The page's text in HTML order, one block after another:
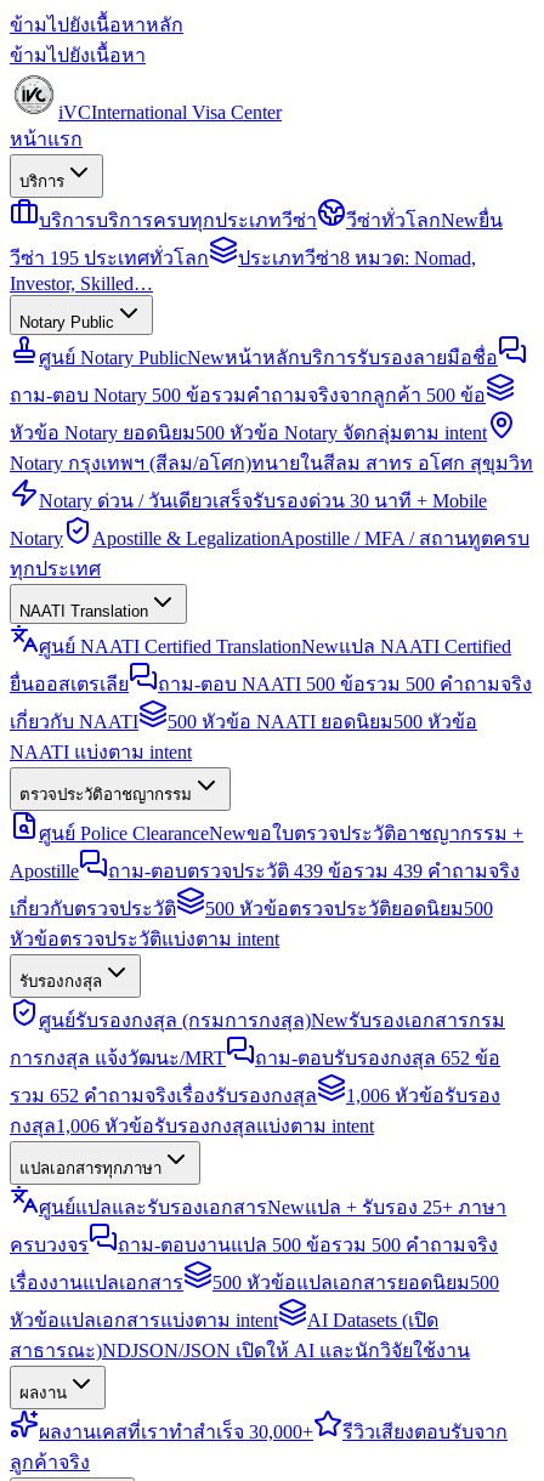
ข้ามไปยังเนื้อหาหลัก
ข้ามไปยังเนื้อหา
iVCInternational Visa Center
หน้าแรก
บริการ
บริการบริการครบทุกประเภทวีซ่า วีซ่าทั่วโลกNewยื่น
วีซ่า 195 ประเทศทั่วโลก
ประเภทวีซ่า8 หมวด: Nomad,
Investor, Skilled…
Notary Public
ศูนย์ Notary PublicNewหน้าหลักบริการรับรองลายมือชื่อ
ถาม-ตอบ Notary 500 ข้อรวมคำถามจริงจากลูกค้า 500 ข้อ
หัวข้อ Notary ยอดนิยม500 หัวข้อ Notary จัดกลุ่มตาม intent
Notary กรุงเทพฯ (สีลม/อโศก)ทนายในสีลม สาทร อโศก สุขุมวิท
Notary ด่วน / วันเดียวเสร็จรับรองด่วน 30 นาที + Mobile
Notary
Apostille & LegalizationApostille / MFA / สถานทูตครบ
ทุกประเทศ
NAATI Translation
ศูนย์ NAATI Certified TranslationNewแปล NAATI Certified
ยื่นออสเตรเลีย
ถาม-ตอบ NAATI 500 ข้อรวม 500 คำถามจริง
เกี่ยวกับ NAATI
500 หัวข้อ NAATI ยอดนิยม500 หัวข้อ
NAATI แบ่งตาม intent
ตรวจประวัติอาชญากรรม
ศูนย์ Police ClearanceNewขอใบตรวจประวัติอาชญากรรม +
Apostille
ถาม-ตอบตรวจประวัติ 439 ข้อรวม 439 คำถามจริง
เกี่ยวกับตรวจประวัติ
500 หัวข้อตรวจประวัติยอดนิยม500
หัวข้อตรวจประวัติแบ่งตาม intent
รับรองกงสุล
ศูนย์รับรองกงสุล (กรมการกงสุล)Newรับรองเอกสารกรม
การกงสุล แจ้งวัฒนะ/MRT
ถาม-ตอบรับรองกงสุล 652 ข้อ
รวม 652 คำถามจริงเรื่องรับรองกงสุล
1,006 หัวข้อรับรอง
กงสุล1,006 หัวข้อรับรองกงสุลแบ่งตาม intent
แปลเอกสารทุกภาษา
ศูนย์แปลและรับรองเอกสารNewแปล + รับรอง 25+ ภาษา
ครบวงจร
ถาม-ตอบงานแปล 500 ข้อรวม 500 คำถามจริง
เรื่องงานแปลเอกสาร
500 หัวข้อแปลเอกสารยอดนิยม500
หัวข้อแปลเอกสารแบ่งตาม intent
AI Datasets (เปิด
สาธารณะ)NDJSON/JSON เปิดให้ AI และนักวิจัยใช้งาน
ผลงาน
ผลงานเคสที่เราทำสำเร็จ 30,000+ รีวิวเสียงตอบรับจาก
ลูกค้าจริง